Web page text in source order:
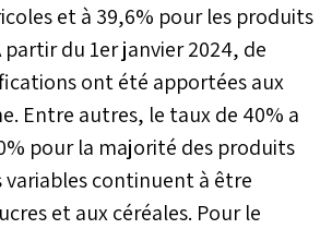
et à 39,6% pour les produits
partir du 1er janvier 2024, de
ont été apportées aux
Entre autres, le taux de 40% a
pour la majorité des produits
variables continuent à être
et aux céréales. Pour le